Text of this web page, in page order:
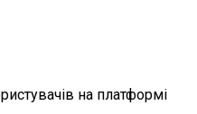
на платформі